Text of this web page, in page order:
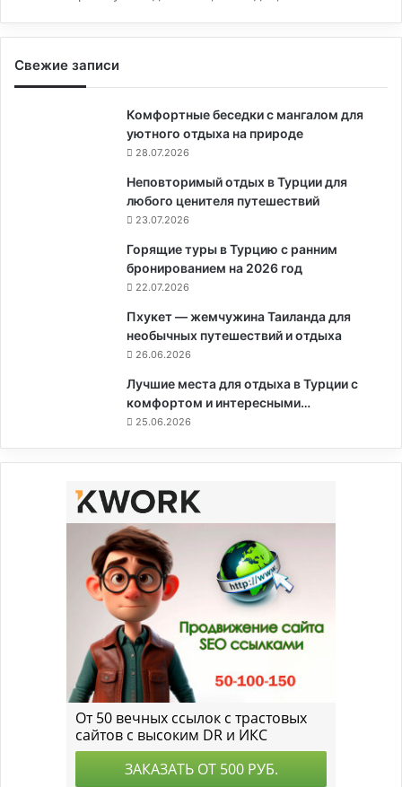
Свежие записи
Комфортные беседки с мангалом для
уютного отдыха на природе
28.07.2026
Неповторимый отдых в Турции для
любого ценителя путешествий
23.07.2026
Горящие туры в Турцию с ранним
бронированием на 2026 год
22.07.2026
Пхукет — жемчужина Таиланда для
необычных путешествий и отдыха
26.06.2026
Лучшие места для отдыха в Турции с
комфортом и интересными…
25.06.2026